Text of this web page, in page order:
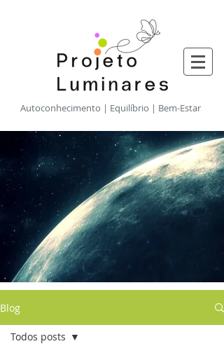
​Autoconhecimento | Equilíbrio | Bem-Estar
Blog
Todos posts